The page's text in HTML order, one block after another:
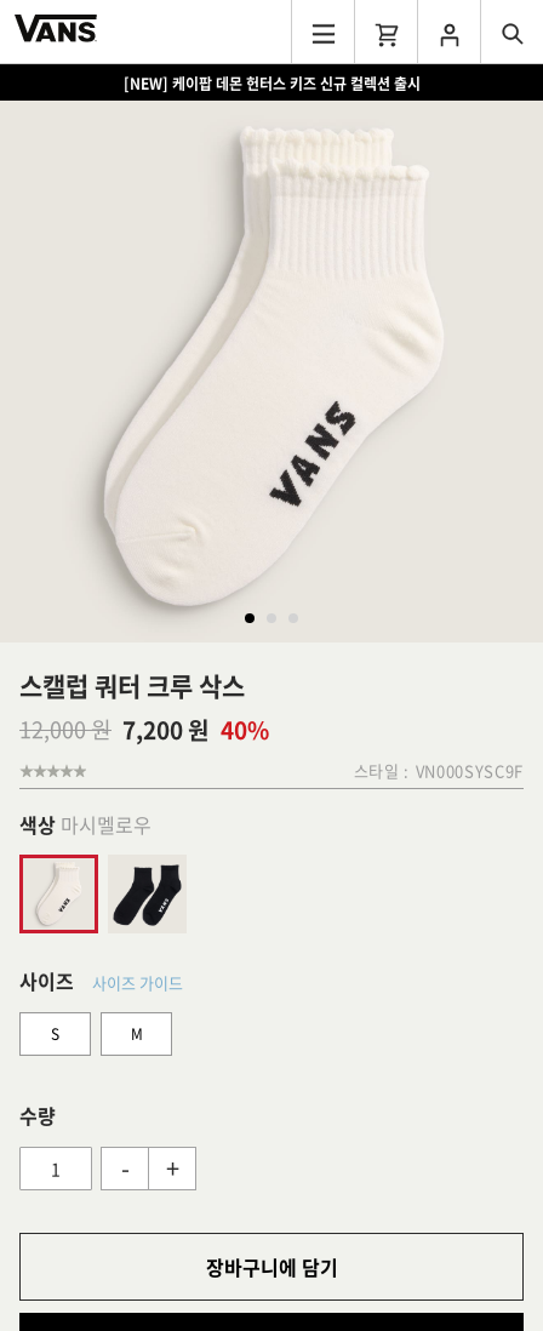
[NEW] 케이팝 데몬 헌터스 키즈 신규 컬렉션 출시
스캘럽 쿼터 크루 삭스
12,000 원 7,200 원 40%
스타일 : VN000SYSC9F
색상 마시멜로우
사이즈 사이즈 가이드
S M
수량
- +
장바구니에 담기